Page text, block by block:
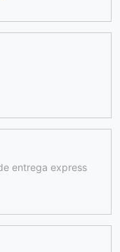
entrega express